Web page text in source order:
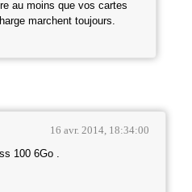
au moins que vos cartes
marchent toujours.
16 avr. 2014, 18:34:00
100 6Go .